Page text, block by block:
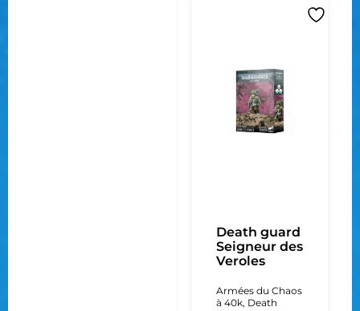
Death guard
Seigneur des
Veroles
Armées du Chaos
à 40k, Death